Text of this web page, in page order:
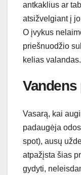
antkaklius ar
atsižvelgiant į
O įvykus
priešnuodžio
kelias valandas.
Vandens
Vasarą, kai
padaugėja
spot), ausų
atpažįsta šias
gydyti,